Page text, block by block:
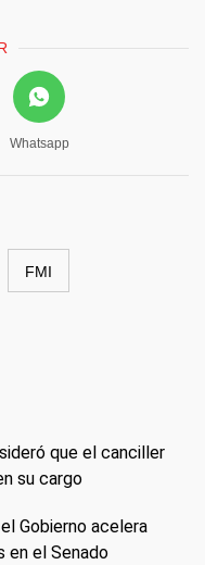
Whatsapp
FMI
que el canciller
su cargo
Gobierno acelera
en el Senado